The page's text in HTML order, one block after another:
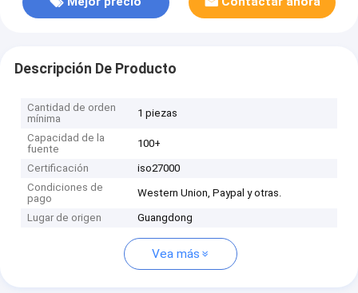
Descripción De Producto
Cantidad de orden
mínima
1 piezas
Capacidad de la
fuente
100+
Certificación
iso27000
Condiciones de
pago
Western Union, Paypal y otras.
Lugar de origen Guangdong
Vea más